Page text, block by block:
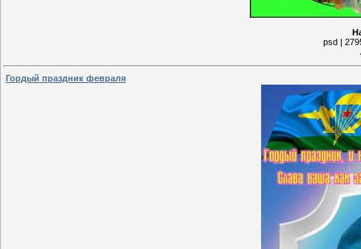
psd |
Гордый праздник февраля